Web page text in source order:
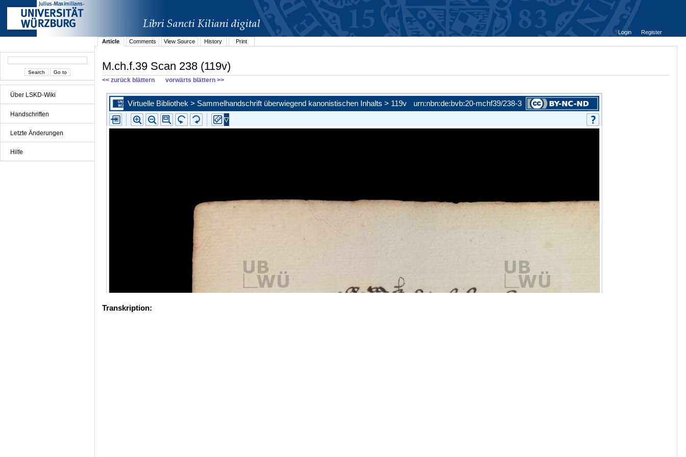
Über LSKD-Wiki
Handschriften
Letzte Änderungen
Hilfe
Login
Register
Article
Comments View Source History Print
M.ch.f.39 Scan 238 (119v)
<< zurück blättern vorwärts blättern >>
Transkription: